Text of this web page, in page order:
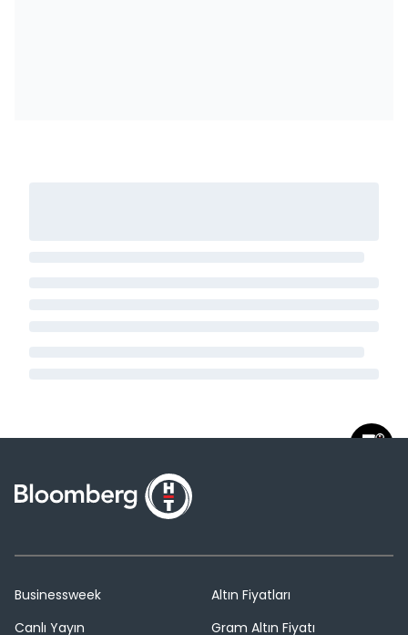
Businessweek
Canlı Yayın
Altın Fiyatları
Gram Altın Fiyatı